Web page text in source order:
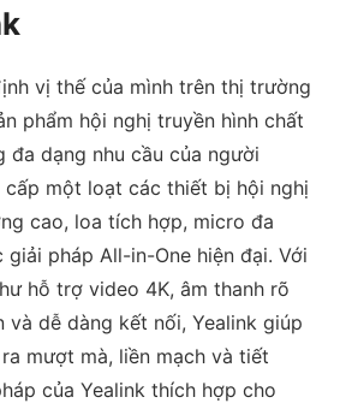
vị thế của mình trên thị trường
phẩm hội nghị truyền hình chất
đa dạng nhu cầu của người
cấp một loạt các thiết bị hội nghị
cao, loa tích hợp, micro đa
giải pháp All-in-One hiện đại. Với
hỗ trợ video 4K, âm thanh rõ
và dễ dàng kết nối, Yealink giúp
mượt mà, liền mạch và tiết
của Yealink thích hợp cho